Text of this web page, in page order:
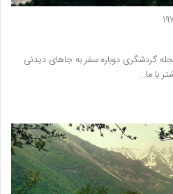
گردشگری دوباره سفر به جاهای دیدنی
با ما…